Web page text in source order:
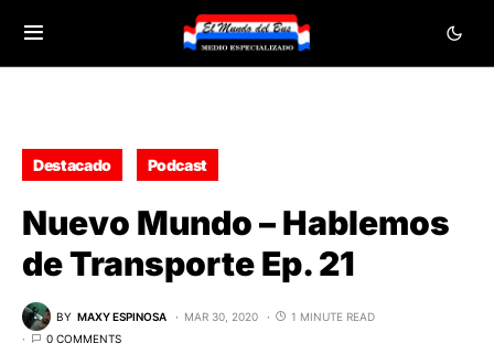
Destacado Podcast
Nuevo Mundo – Hablemos
de Transporte Ep. 21
BY MAXY ESPINOSA MAR 30, 2020
1 MINUTE READ
0 COMMENTS